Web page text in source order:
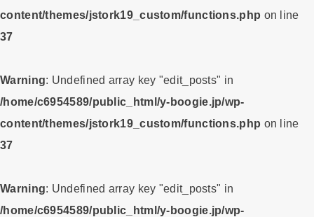
content/themes/jstork19_custom/functions.php on line
37
Warning: Undefined array key "edit_posts" in
/home/c6954589/public_html/y-boogie.jp/wp-
content/themes/jstork19_custom/functions.php on line
37
Warning: Undefined array key "edit_posts" in
/home/c6954589/public_html/y-boogie.jp/wp-